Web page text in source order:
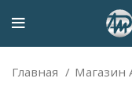
Главная Магазин